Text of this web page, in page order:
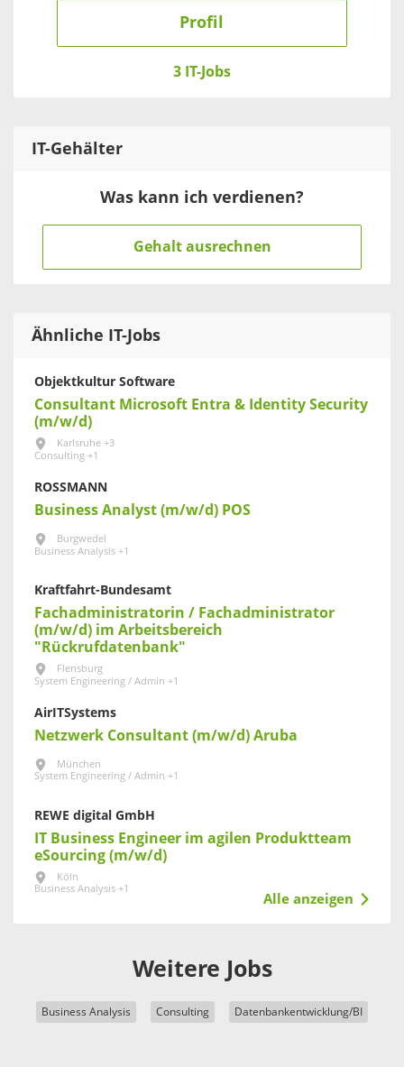
Profil
3 IT-Jobs
IT-Gehälter
Was kann ich verdienen?
Gehalt ausrechnen
Ähnliche IT-Jobs
Objektkultur Software
Consultant Microsoft Entra & Identity Security
(m/w/d)
Karlsruhe +3
Consulting +1
ROSSMANN
Business Analyst (m/w/d) POS
Burgwedel
Business Analysis +1
Kraftfahrt-Bundesamt
Fachadministratorin / Fachadministrator
(m/w/d) im Arbeitsbereich
"Rückrufdatenbank"
Flensburg
System Engineering / Admin +1
AirITSystems
Netzwerk Consultant (m/w/d) Aruba
München
System Engineering / Admin +1
REWE digital GmbH
IT Business Engineer im agilen Produktteam
eSourcing (m/w/d)
Köln
Business Analysis +1
Alle anzeigen
Weitere Jobs
Business Analysis Consulting Datenbankentwicklung/BI